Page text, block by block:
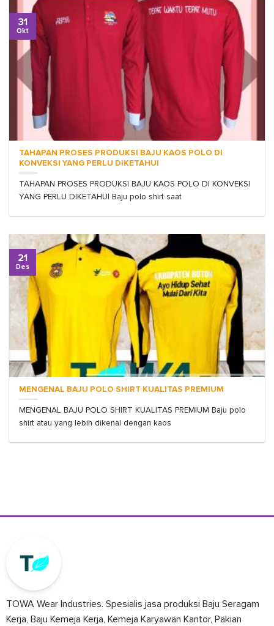
TAHAPAN PROSES PRODUKSI BAJU KAOS POLO DI
KONVEKSI YANG PERLU DIKETAHUI
TAHAPAN PROSES PRODUKSI BAJU KAOS POLO DI KONVEKSI
YANG PERLU DIKETAHUI Baju polo shirt saat
31
Okt
MENGENAL BAJU POLO SHIRT KUALITAS PREMIUM
MENGENAL BAJU POLO SHIRT KUALITAS PREMIUM Baju polo
shirt atau yang lebih dikenal dengan kaos
21
Des
TOWA Wear Industries. Spesialis jasa produksi Baju Seragam
Kerja, Baju Kemeja Kerja, Kemeja Karyawan Kantor, Pakian